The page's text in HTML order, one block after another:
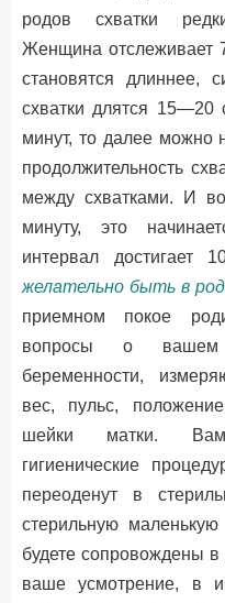
родов схватки
Женщина отслеживает
становятся длиннее,
схватки длятся
минут, то далее можно
продолжительность
между схватками. И
минуту, это
интервал достигает
желательно быть в
приемном покое
вопросы о вашем
беременности,
вес, пульс,
шейки матки. Вам
гигиенические
переоденут в
стерильную
будете сопровождены
ваше усмотрение, в